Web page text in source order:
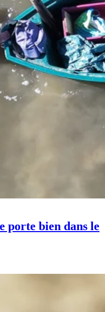
porte bien dans le